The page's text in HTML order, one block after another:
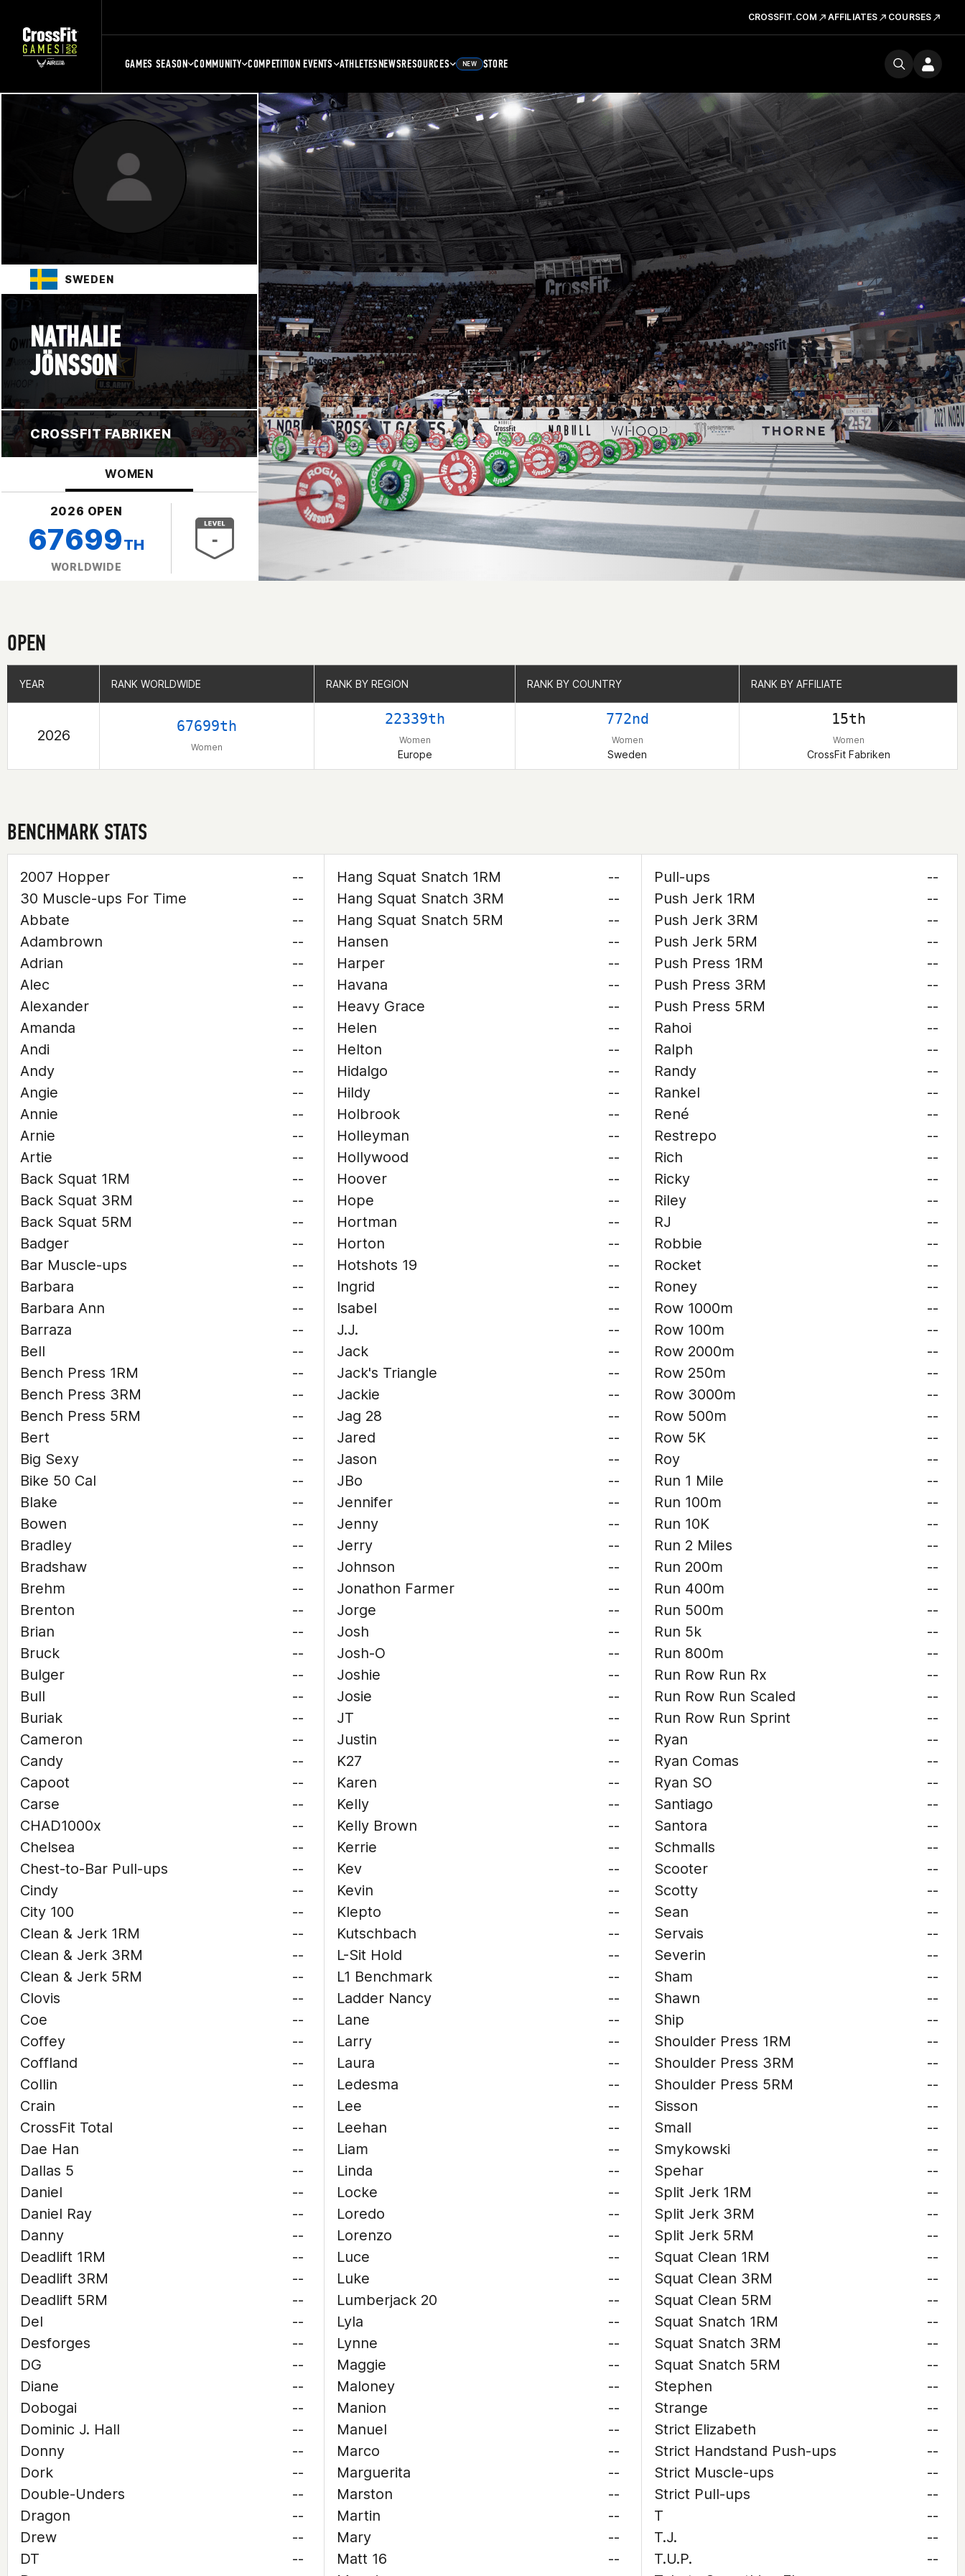
CROSSFIT.COM AFFILIATES COURSES
GAMES SEASON COMMUNITY COMPETITION EVENTS ATHLETESNEWSRESOURCES NEW STORE
SWEDEN
NATHALIE
JÖNSSON
CROSSFIT FABRIKEN
WOMEN
2026 OPEN
67699TH
WORLDWIDE
OPEN
YEAR RANK WORLDWIDE RANK BY REGION RANK BY COUNTRY RANK BY AFFILIATE
2026
67699th
Women
22339th
Women
Europe
772nd
Women
Sweden
15th
Women
CrossFit Fabriken
YEAR RANK WORLDWIDE RANK BY REGION RANK BY COUNTRY RANK BY AFFILIATE
BENCHMARK STATS
2007 Hopper
--
30 Muscle-ups For Time
--
Abbate
--
Adambrown
--
Adrian
--
Alec
--
Alexander
--
Amanda
--
Andi
--
Andy
--
Angie
--
Annie
--
Arnie
--
Artie
--
Back Squat 1RM
--
Back Squat 3RM
--
Back Squat 5RM
--
Badger
--
Bar Muscle-ups
--
Barbara
--
Barbara Ann
--
Barraza
--
Bell
--
Bench Press 1RM
--
Bench Press 3RM
--
Bench Press 5RM
--
Bert
--
Big Sexy
--
Bike 50 Cal
--
Blake
--
Bowen
--
Bradley
--
Bradshaw
--
Brehm
--
Brenton
--
Brian
--
Bruck
--
Bulger
--
Bull
--
Buriak
--
Cameron
--
Candy
--
Capoot
--
Carse
--
CHAD1000x
--
Chelsea
--
Chest-to-Bar Pull-ups
--
Cindy
--
City 100
--
Clean & Jerk 1RM
--
Clean & Jerk 3RM
--
Clean & Jerk 5RM
--
Clovis
--
Coe
--
Coffey
--
Coffland
--
Collin
--
Crain
--
CrossFit Total
--
Dae Han
--
Dallas 5
--
Daniel
--
Daniel Ray
--
Danny
--
Deadlift 1RM
--
Deadlift 3RM
--
Deadlift 5RM
--
Del
--
Desforges
--
DG
--
Diane
--
Dobogai
--
Dominic J. Hall
--
Donny
--
Dork
--
Double-Unders
--
Dragon
--
Drew
--
DT
--
Hang Squat Snatch 1RM
--
Hang Squat Snatch 3RM
--
Hang Squat Snatch 5RM
--
Hansen
--
Harper
--
Havana
--
Heavy Grace
--
Helen
--
Helton
--
Hidalgo
--
Hildy
--
Holbrook
--
Holleyman
--
Hollywood
--
Hoover
--
Hope
--
Hortman
--
Horton
--
Hotshots 19
--
Ingrid
--
Isabel
--
J.J.
--
Jack
--
Jack's Triangle
--
Jackie
--
Jag 28
--
Jared
--
Jason
--
JBo
--
Jennifer
--
Jenny
--
Jerry
--
Johnson
--
Jonathon Farmer
--
Jorge
--
Josh
--
Josh-O
--
Joshie
--
Josie
--
JT
--
Justin
--
K27
--
Karen
--
Kelly
--
Kelly Brown
--
Kerrie
--
Kev
--
Kevin
--
Klepto
--
Kutschbach
--
L-Sit Hold
--
L1 Benchmark
--
Ladder Nancy
--
Lane
--
Larry
--
Laura
--
Ledesma
--
Lee
--
Leehan
--
Liam
--
Linda
--
Locke
--
Loredo
--
Lorenzo
--
Luce
--
Luke
--
Lumberjack 20
--
Lyla
--
Lynne
--
Maggie
--
Maloney
--
Manion
--
Manuel
--
Marco
--
Marguerita
--
Marston
--
Martin
--
Mary
--
Matt 16
--
Pull-ups
--
Push Jerk 1RM
--
Push Jerk 3RM
--
Push Jerk 5RM
--
Push Press 1RM
--
Push Press 3RM
--
Push Press 5RM
--
Rahoi
--
Ralph
--
Randy
--
Rankel
--
René
--
Restrepo
--
Rich
--
Ricky
--
Riley
--
RJ
--
Robbie
--
Rocket
--
Roney
--
Row 1000m
--
Row 100m
--
Row 2000m
--
Row 250m
--
Row 3000m
--
Row 500m
--
Row 5K
--
Roy
--
Run 1 Mile
--
Run 100m
--
Run 10K
--
Run 2 Miles
--
Run 200m
--
Run 400m
--
Run 500m
--
Run 5k
--
Run 800m
--
Run Row Run Rx
--
Run Row Run Scaled
--
Run Row Run Sprint
--
Ryan
--
Ryan Comas
--
Ryan SO
--
Santiago
--
Santora
--
Schmalls
--
Scooter
--
Scotty
--
Sean
--
Servais
--
Severin
--
Sham
--
Shawn
--
Ship
--
Shoulder Press 1RM
--
Shoulder Press 3RM
--
Shoulder Press 5RM
--
Sisson
--
Small
--
Smykowski
--
Spehar
--
Split Jerk 1RM
--
Split Jerk 3RM
--
Split Jerk 5RM
--
Squat Clean 1RM
--
Squat Clean 3RM
--
Squat Clean 5RM
--
Squat Snatch 1RM
--
Squat Snatch 3RM
--
Squat Snatch 5RM
--
Stephen
--
Strange
--
Strict Elizabeth
--
Strict Handstand Push-ups
--
Strict Muscle-ups
--
Strict Pull-ups
--
T
--
T.J.
--
T.U.P.
--